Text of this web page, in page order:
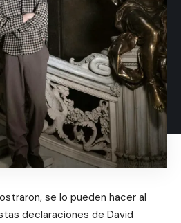
se lo pueden hacer al
declaraciones de David